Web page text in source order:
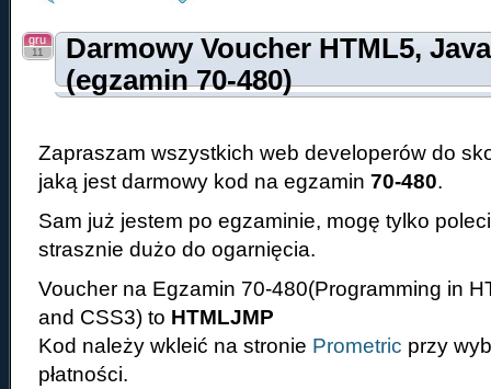
Darmowy Voucher HTML5,
(egzamin 70-480)
gru
11
Zapraszam wszystkich web developerów do
jaką jest darmowy kod na egzamin 70-480.
Sam już jestem po egzaminie, mogę tylko
strasznie dużo do ogarnięcia.
Voucher na Egzamin 70-480(Programming in
and CSS3) to HTMLJMP
Kod należy wkleić na stronie Prometric przy
płatności.